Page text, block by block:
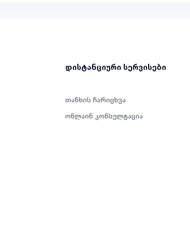
დისტანციური სერვისები
თანხის ჩარიცხვა
ონლაინ კონსულტაცია